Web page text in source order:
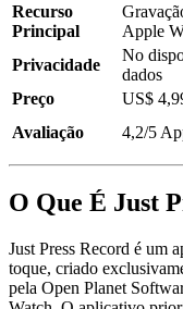
Recurso
Principal
Apple
Privacidade
No
dados
Preço
US$
Avaliação
4,2/5
O Que É Just
Just Press Record é um
toque, criado
pela Open Planet